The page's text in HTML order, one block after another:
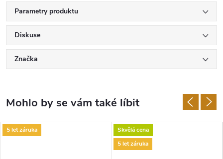
Parametry produktu
Diskuse
Značka
5 let záruka
Skvělá cena
5 let záruka